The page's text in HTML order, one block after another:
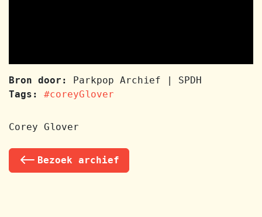
Bron door:
Parkpop Archief | SPDH
Tags:
#coreyGlover
Corey Glover
Bezoek archief